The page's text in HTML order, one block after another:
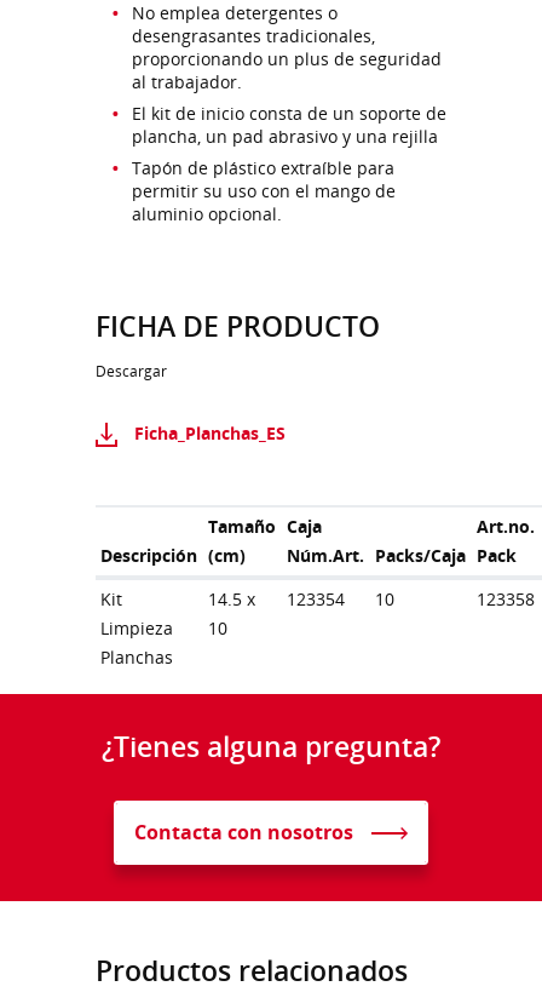
No emplea detergentes o
desengrasantes tradicionales,
proporcionando un plus de seguridad
al trabajador.
El kit de inicio consta de un soporte de
plancha, un pad abrasivo y una rejilla
Tapón de plástico extraíble para
permitir su uso con el mango de
aluminio opcional.
FICHA DE PRODUCTO
Descargar
Ficha_Planchas_ES
Descripción
Tamaño
(cm)
Caja
Núm.Art. Packs/Caja
Art.no.
Pack
Kit
Limpieza
Planchas
14.5 x
10
123354 10 123358
¿Tienes alguna pregunta?
Contacta con nosotros
Productos relacionados